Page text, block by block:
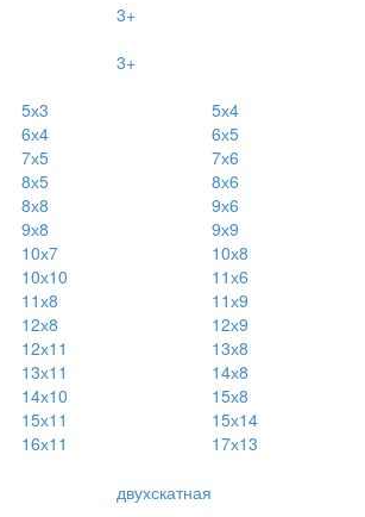
3+
3+
5х3
5х4
6х4
6х5
7х5
7х6
8х5
8х6
8х8
9х6
9х8
9х9
10х7
10х8
10х10
11х6
11х8
11х9
12х8
12х9
12х11
13х8
13х11
14х8
14х10
15х8
15х11
15х14
16х11
17х13
двухскатная